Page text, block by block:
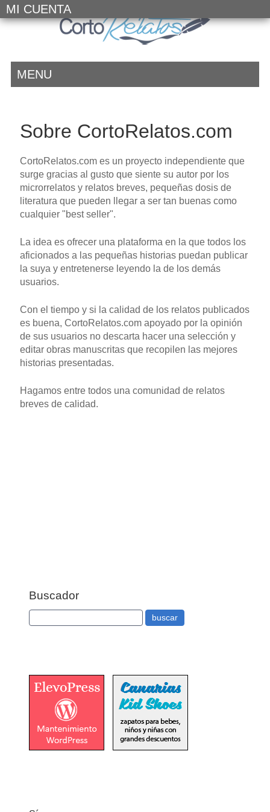
MI CUENTA
MENU
Sobre CortoRelatos.com
CortoRelatos.com es un proyecto independiente que
surge gracias al gusto que siente su autor por los
microrrelatos y relatos breves, pequeñas dosis de
literatura que pueden llegar a ser tan buenas como
cualquier "best seller".
La idea es ofrecer una plataforma en la que todos los
aficionados a las pequeñas historias puedan publicar
la suya y entretenerse leyendo la de los demás
usuarios.
Con el tiempo y si la calidad de los relatos publicados
es buena, CortoRelatos.com apoyado por la opinión
de sus usuarios no descarta hacer una selección y
editar obras manuscritas que recopilen las mejores
historias presentadas.
Hagamos entre todos una comunidad de relatos
breves de calidad.
Buscador